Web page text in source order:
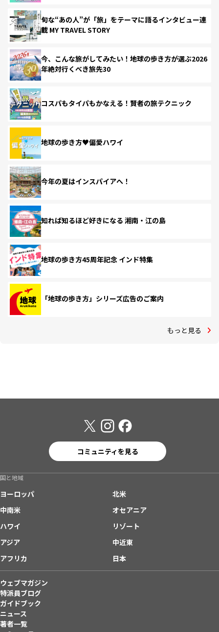
旬な“あの人”が「旅」をテーマに語るインタビュー連
載 MY TRAVEL STORY
今、こんな旅がしてみたい！地球の歩き方が選ぶ2026
年絶対行くべき旅先30
コスパもタイパもかなえる！賢者の旅テクニック
地球の歩き方♥偏愛ハワイ
今年の夏はインスパイアへ！
知れば知るほど好きになる 湘南・江の島
地球の歩き方45周年記念 インド特集
「地球の歩き方」シリーズ広告のご案内
もっと見る
コミュニティを見る
国と地域
ヨーロッパ
北米
中南米
オセアニア
ハワイ
リゾート
アジア
中近東
アフリカ
日本
ウェブマガジン
特派員ブログ
ガイドブック
ニュース
著者一覧